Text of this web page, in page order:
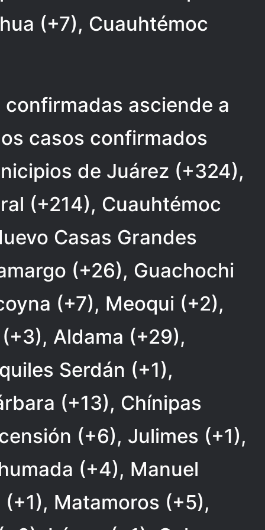
(+7), Cuauhtémoc
asciende a
casos confirmados
de Juárez (+324),
(+214), Cuauhtémoc
Casas Grandes
(+26), Guachochi
(+7), Meoqui (+2),
Aldama (+29),
Serdán (+1),
(+13), Chínipas
(+6), Julimes (+1),
(+4), Manuel
Matamoros (+5),